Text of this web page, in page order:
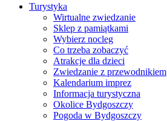
Turystyka
Wirtualne zwiedzanie
Sklep z pamiątkami
Wybierz nocleg
Co trzeba zobaczyć
Atrakcje dla dzieci
Zwiedzanie z przewodnikiem
Kalendarium imprez
Informacja turystyczna
Okolice Bydgoszczy
Pogoda w Bydgoszczy